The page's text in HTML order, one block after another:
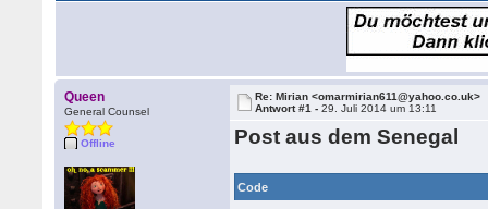
Queen
General Counsel
Offline
Re: Mirian <omarmirian611@yahoo.co.uk>
Antwort #1 -29. Juli 2014 um 13:11
Post aus dem Senegal
Code